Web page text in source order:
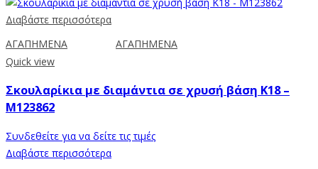
Διαβάστε περισσότερα
ΑΓΑΠΗΜΕΝΑ
ΑΓΑΠΗΜΕΝΑ
Quick view
Σκουλαρίκια με διαμάντια σε χρυσή βάση Κ18 –
M123862
Συνδεθείτε για να δείτε τις τιμές
Διαβάστε περισσότερα